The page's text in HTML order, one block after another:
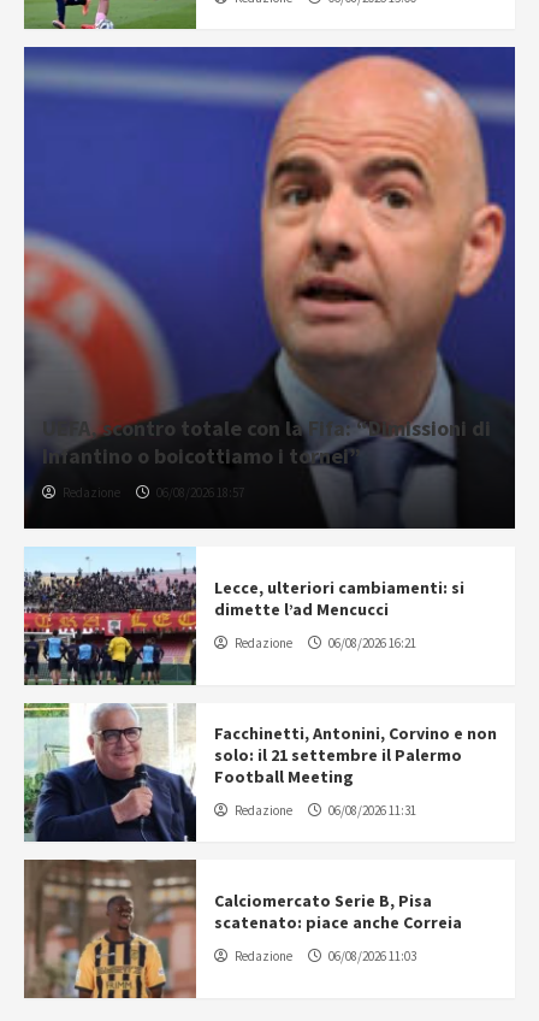
UEFA, scontro totale con la Fifa: “Dimissioni di
Infantino o boicottiamo i tornei”
Redazione 06/08/2026 18:57
Lecce, ulteriori cambiamenti: si
dimette l’ad Mencucci
Redazione 06/08/2026 16:21
Facchinetti, Antonini, Corvino e non
solo: il 21 settembre il Palermo
Football Meeting
Redazione 06/08/2026 11:31
Calciomercato Serie B, Pisa
scatenato: piace anche Correia
Redazione 06/08/2026 11:03